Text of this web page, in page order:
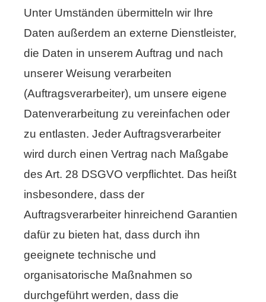
Unter Umständen übermitteln wir Ihre
Daten außerdem an externe Dienstleister,
die Daten in unserem Auftrag und nach
unserer Weisung verarbeiten
(Auftragsverarbeiter), um unsere eigene
Datenverarbeitung zu vereinfachen oder
zu entlasten. Jeder Auftragsverarbeiter
wird durch einen Vertrag nach Maßgabe
des Art. 28 DSGVO verpflichtet. Das heißt
insbesondere, dass der
Auftragsverarbeiter hinreichend Garantien
dafür zu bieten hat, dass durch ihn
geeignete technische und
organisatorische Maßnahmen so
durchgeführt werden, dass die